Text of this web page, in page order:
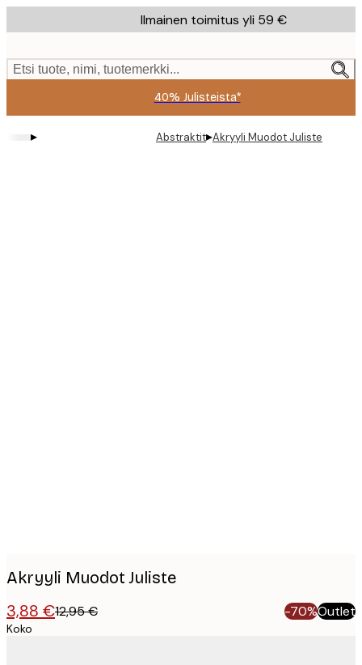
to
content.
Ilmainen toimitus yli 59 €
Etsi tuote, nimi, tuotemerkki...
40% Julisteista*
▸ Abstraktit▸Akryyli Muodot Juliste
Akryyli Muodot Juliste
3,88 €12,95 € -70%Outlet
Koko